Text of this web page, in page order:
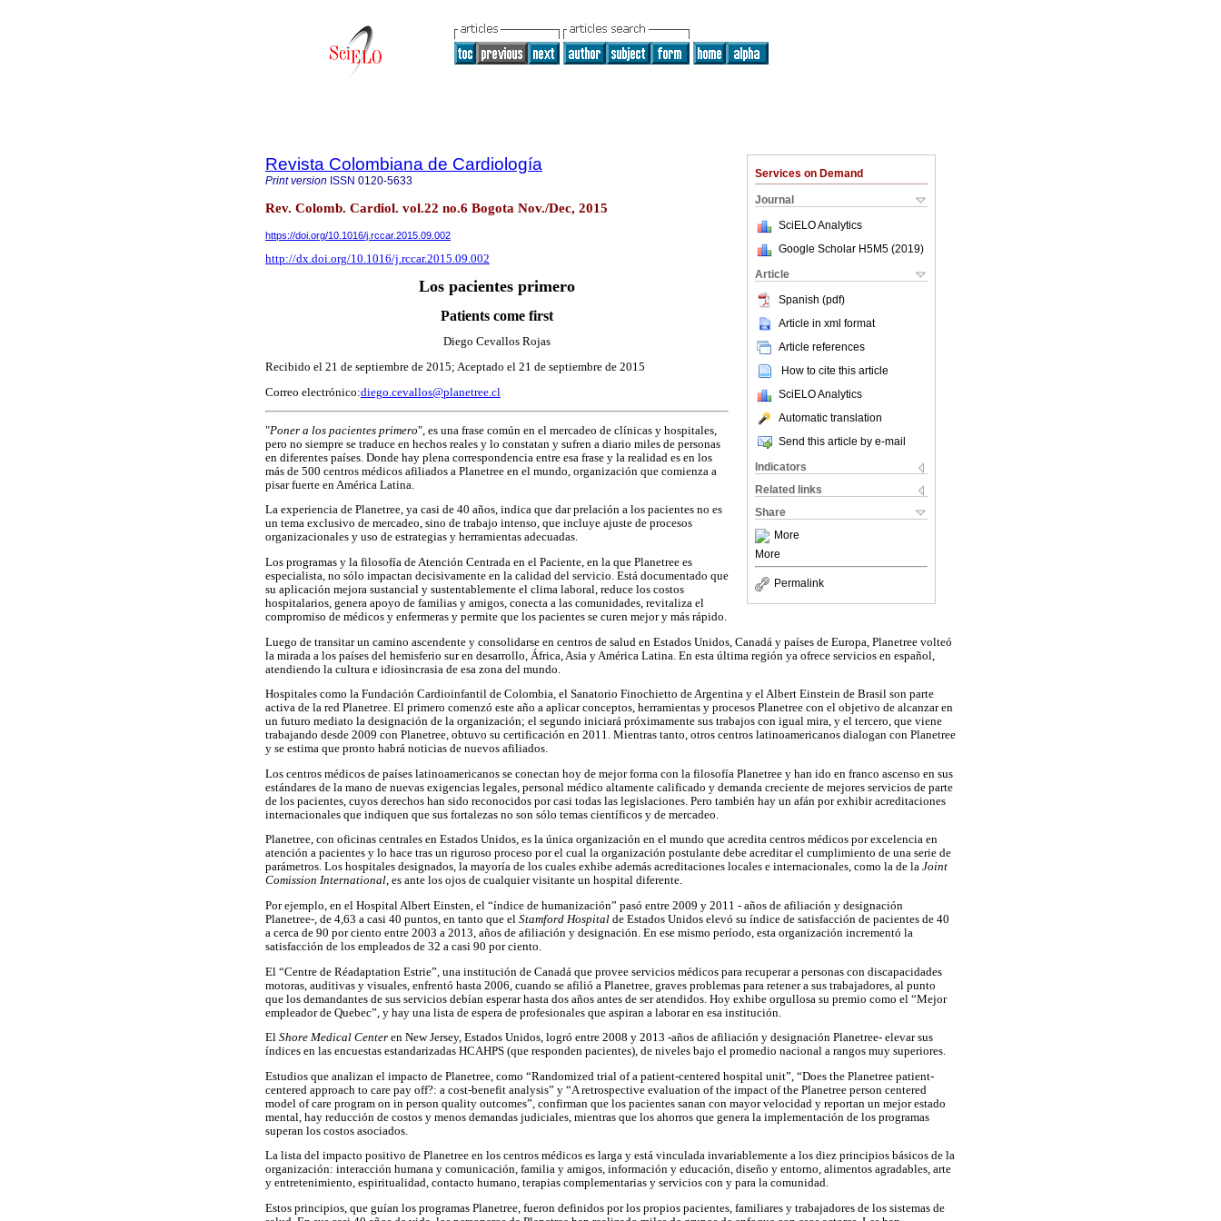
Services on Demand
Journal
SciELO Analytics
Google Scholar H5M5 (2019)
Article
Spanish (pdf)
Article in xml format
Article references
How to cite this article
SciELO Analytics
Automatic translation
Send this article by e-mail
Indicators
Related links
Share
More
More
Permalink
Revista Colombiana de Cardiología
Print version ISSN 0120-5633
Rev. Colomb. Cardiol. vol.22 no.6 Bogota Nov./Dec, 2015
https://doi.org/10.1016/j.rccar.2015.09.002
http://dx.doi.org/10.1016/j.rccar.2015.09.002
Los pacientes primero
Patients come first
Diego Cevallos Rojas
Recibido el 21 de septiembre de 2015; Aceptado el 21 de septiembre de 2015
Correo electrónico:diego.cevallos@planetree.cl
"Poner a los pacientes primero", es una frase común en el mercadeo de clínicas y hospitales,
pero no siempre se traduce en hechos reales y lo constatan y sufren a diario miles de personas
en diferentes países. Donde hay plena correspondencia entre esa frase y la realidad es en los
más de 500 centros médicos afiliados a Planetree en el mundo, organización que comienza a
pisar fuerte en América Latina.
La experiencia de Planetree, ya casi de 40 años, indica que dar prelación a los pacientes no es
un tema exclusivo de mercadeo, sino de trabajo intenso, que incluye ajuste de procesos
organizacionales y uso de estrategias y herramientas adecuadas.
Los programas y la filosofía de Atención Centrada en el Paciente, en la que Planetree es
especialista, no sólo impactan decisivamente en la calidad del servicio. Está documentado que
su aplicación mejora sustancial y sustentablemente el clima laboral, reduce los costos
hospitalarios, genera apoyo de familias y amigos, conecta a las comunidades, revitaliza el
compromiso de médicos y enfermeras y permite que los pacientes se curen mejor y más rápido.
Luego de transitar un camino ascendente y consolidarse en centros de salud en Estados Unidos, Canadá y países de Europa, Planetree volteó
la mirada a los países del hemisferio sur en desarrollo, África, Asia y América Latina. En esta última región ya ofrece servicios en español,
atendiendo la cultura e idiosincrasia de esa zona del mundo.
Hospitales como la Fundación Cardioinfantil de Colombia, el Sanatorio Finochietto de Argentina y el Albert Einstein de Brasil son parte
activa de la red Planetree. El primero comenzó este año a aplicar conceptos, herramientas y procesos Planetree con el objetivo de alcanzar en
un futuro mediato la designación de la organización; el segundo iniciará próximamente sus trabajos con igual mira, y el tercero, que viene
trabajando desde 2009 con Planetree, obtuvo su certificación en 2011. Mientras tanto, otros centros latinoamericanos dialogan con Planetree
y se estima que pronto habrá noticias de nuevos afiliados.
Los centros médicos de países latinoamericanos se conectan hoy de mejor forma con la filosofía Planetree y han ido en franco ascenso en sus
estándares de la mano de nuevas exigencias legales, personal médico altamente calificado y demanda creciente de mejores servicios de parte
de los pacientes, cuyos derechos han sido reconocidos por casi todas las legislaciones. Pero también hay un afán por exhibir acreditaciones
internacionales que indiquen que sus fortalezas no son sólo temas científicos y de mercadeo.
Planetree, con oficinas centrales en Estados Unidos, es la única organización en el mundo que acredita centros médicos por excelencia en
atención a pacientes y lo hace tras un riguroso proceso por el cual la organización postulante debe acreditar el cumplimiento de una serie de
parámetros. Los hospitales designados, la mayoría de los cuales exhibe además acreditaciones locales e internacionales, como la de la Joint
Comission International, es ante los ojos de cualquier visitante un hospital diferente.
Por ejemplo, en el Hospital Albert Einsten, el “índice de humanización” pasó entre 2009 y 2011 - años de afiliación y designación
Planetree-, de 4,63 a casi 40 puntos, en tanto que el Stamford Hospital de Estados Unidos elevó su índice de satisfacción de pacientes de 40
a cerca de 90 por ciento entre 2003 a 2013, años de afiliación y designación. En ese mismo período, esta organización incrementó la
satisfacción de los empleados de 32 a casi 90 por ciento.
El “Centre de Réadaptation Estrie”, una institución de Canadá que provee servicios médicos para recuperar a personas con discapacidades
motoras, auditivas y visuales, enfrentó hasta 2006, cuando se afilió a Planetree, graves problemas para retener a sus trabajadores, al punto
que los demandantes de sus servicios debían esperar hasta dos años antes de ser atendidos. Hoy exhibe orgullosa su premio como el “Mejor
empleador de Quebec”, y hay una lista de espera de profesionales que aspiran a laborar en esa institución.
El Shore Medical Center en New Jersey, Estados Unidos, logró entre 2008 y 2013 -años de afiliación y designación Planetree- elevar sus
índices en las encuestas estandarizadas HCAHPS (que responden pacientes), de niveles bajo el promedio nacional a rangos muy superiores.
Estudios que analizan el impacto de Planetree, como “Randomized trial of a patient-centered hospital unit”, “Does the Planetree patient-
centered approach to care pay off?: a cost-benefit analysis” y “A retrospective evaluation of the impact of the Planetree person centered
model of care program on in person quality outcomes”, confirman que los pacientes sanan con mayor velocidad y reportan un mejor estado
mental, hay reducción de costos y menos demandas judiciales, mientras que los ahorros que genera la implementación de los programas
superan los costos asociados.
La lista del impacto positivo de Planetree en los centros médicos es larga y está vinculada invariablemente a los diez principios básicos de la
organización: interacción humana y comunicación, familia y amigos, información y educación, diseño y entorno, alimentos agradables, arte
y entretenimiento, espiritualidad, contacto humano, terapias complementarias y servicios con y para la comunidad.
Estos principios, que guían los programas Planetree, fueron definidos por los propios pacientes, familiares y trabajadores de los sistemas de